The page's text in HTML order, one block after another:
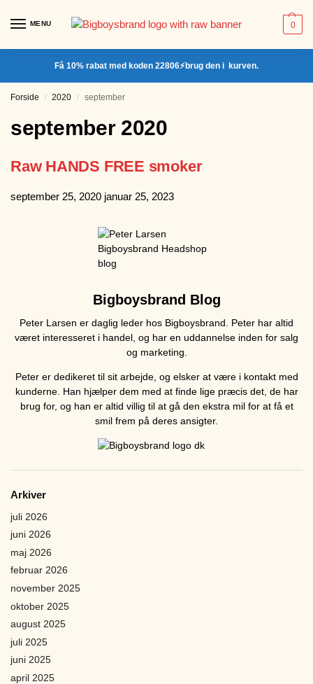
MENU 0
Få 10% rabat med koden 22806⚡brug den i kurven.
Forside / 2020 / september
september 2020
Raw HANDS FREE smoker
september 25, 2020 januar 25, 2023
Bigboysbrand Blog
Peter Larsen er daglig leder hos Bigboysbrand. Peter har altid
været interesseret i handel, og har en uddannelse inden for salg
og marketing.
Peter er dedikeret til sit arbejde, og elsker at være i kontakt med
kunderne. Han hjælper dem med at finde lige præcis det, de har
brug for, og han er altid villig til at gå den ekstra mil for at få et
smil frem på deres ansigter.
Arkiver
juli 2026
juni 2026
maj 2026
februar 2026
november 2025
oktober 2025
august 2025
juli 2025
juni 2025
april 2025